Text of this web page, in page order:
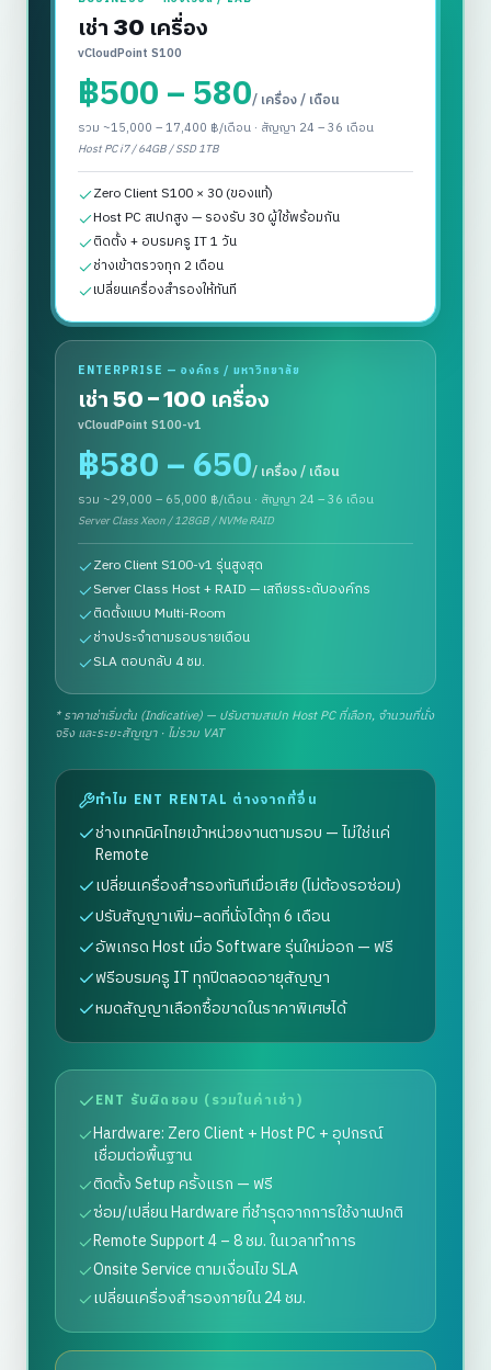
เช่า 30 เครื่อง
vCloudPoint S100
฿500 – 580/ เครื่อง / เดือน
รวม ~15,000 – 17,400 ฿/เดือน · สัญญา 24 – 36 เดือน
Host PC i7 / 64GB / SSD 1TB
Zero Client S100 × 30 (ของแท้)
Host PC สเปกสูง — รองรับ 30 ผู้ใช้พร้อมกัน
ติดตั้ง + อบรมครู IT 1 วัน
ช่างเข้าตรวจทุก 2 เดือน
เปลี่ยนเครื่องสำรองให้ทันที
ENTERPRISE — องค์กร / มหาวิทยาลัย
เช่า 50 – 100 เครื่อง
vCloudPoint S100-v1
฿580 – 650/ เครื่อง / เดือน
รวม ~29,000 – 65,000 ฿/เดือน · สัญญา 24 – 36 เดือน
Server Class Xeon / 128GB / NVMe RAID
Zero Client S100-v1 รุ่นสูงสุด
Server Class Host + RAID — เสถียรระดับองค์กร
ติดตั้งแบบ Multi-Room
ช่างประจำตามรอบรายเดือน
SLA ตอบกลับ 4 ชม.
* ราคาเช่าเริ่มต้น (Indicative) — ปรับตามสเปก Host PC ที่เลือก, จำนวนที่นั่ง
จริง และระยะสัญญา · ไม่รวม VAT
ทำไม ENT RENTAL ต่างจากที่อื่น
ช่างเทคนิคไทยเข้าหน่วยงานตามรอบ — ไม่ใช่แค่
Remote
เปลี่ยนเครื่องสำรองทันทีเมื่อเสีย (ไม่ต้องรอซ่อม)
ปรับสัญญาเพิ่ม–ลดที่นั่งได้ทุก 6 เดือน
อัพเกรด Host เมื่อ Software รุ่นใหม่ออก — ฟรี
ฟรีอบรมครู IT ทุกปีตลอดอายุสัญญา
หมดสัญญาเลือกซื้อขาดในราคาพิเศษได้
ENT รับผิดชอบ (รวมในค่าเช่า)
Hardware: Zero Client + Host PC + อุปกรณ์
เชื่อมต่อพื้นฐาน
ติดตั้ง Setup ครั้งแรก — ฟรี
ซ่อม/เปลี่ยน Hardware ที่ชำรุดจากการใช้งานปกติ
Remote Support 4 – 8 ชม. ในเวลาทำการ
Onsite Service ตามเงื่อนไข SLA
เปลี่ยนเครื่องสำรองภายใน 24 ชม.